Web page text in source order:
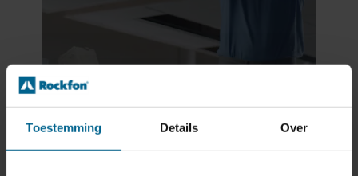
Toestemming Details Over
Wij helpen je graag